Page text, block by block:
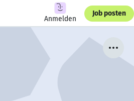
Anmelden
Job posten